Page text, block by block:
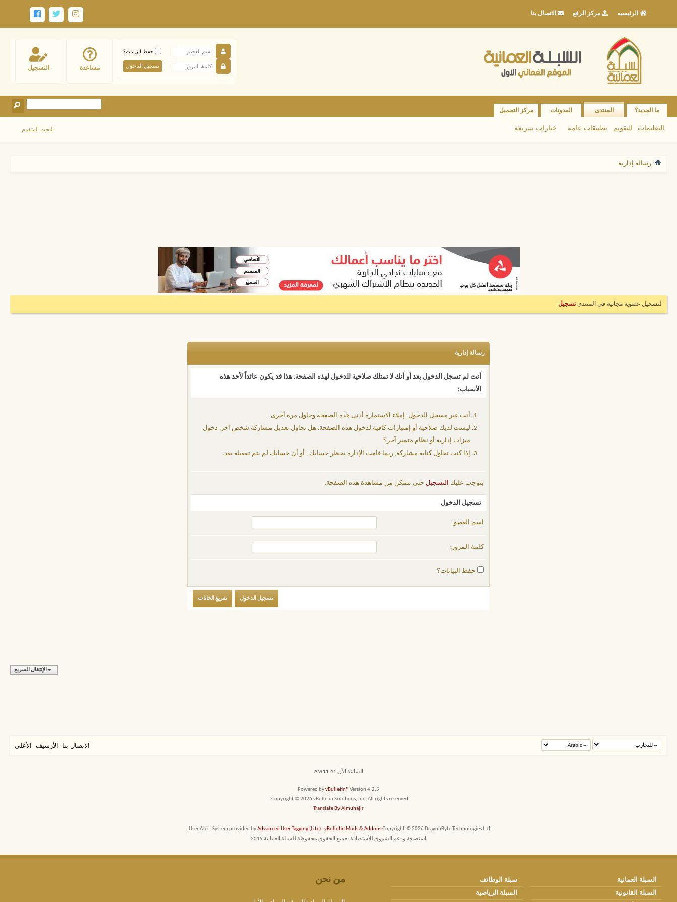
الرئيسيه مركز الرفع الاتصال بنا
التسجيل مساعدة
حفظ البيانات؟
ما الجديد؟ المنتدى
التعليمات التقويم تطبيقات عامة خيارات سريعة
المدونات مركز التحميل
البحث المتقدم
رسالة إدارية
لتسجيل عضوية مجانية في المنتدىتسجيل
رسالة إدارية
أنت لم تسجل الدخول بعد أو أنك لا تمتلك صلاحية للدخول لهذه الصفحة. هذا قد يكون عائداً لأحد هذه
الأسباب:
أنت غير مسجل الدخول. إملاء الاستمارة أدنى هذه الصفحة وحاول مرة أخرى.
ليست لديك صلاحية أو إمتيازات كافية لدخول هذه الصفحة. هل تحاول تعديل مشاركة شخص آخر, دخول
ميزات إدارية أو نظام متميز آخر؟
إذا كنت تحاول كتابة مشاركة, ربما قامت الإدارة بحظر حسابك , أو أن حسابك لم يتم تفعيله بعد.
يتوجب عليك التسجيل حتى تتمكن من مشاهدة هذه الصفحة.
تسجيل الدخول
اسم العضو:
كلمة المرور:
حفظ البيانات؟
الإنتقال السريع
الاتصال بنا الأرشيف الأعلى
الساعة الآن 11:41 AM
Powered byvBulletin® Version 4.2.5
Copyright © 2026 vBulletin Solutions, Inc. All rights reserved.
Translate By Almuhajir
User Alert System provided byAdvanced User Tagging (Lite)-vBulletin Mods & AddonsCopyright © 2026 DragonByte Technologies Ltd.
استضافة ودعم الشروق للأستضافة- جميع الحقوق محفوظة للسبلة العمانية 2019
السبلة العمانية
سبلة الوظائف
السبلة القانونية
السبلة الرياضية
من نحن